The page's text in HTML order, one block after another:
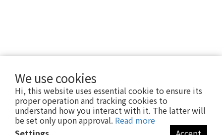
We use cookies
Hi, this website uses essential cookie to ensure its
proper operation and tracking cookies to
understand how you interact with it. The latter will
be set only upon approval. Read more